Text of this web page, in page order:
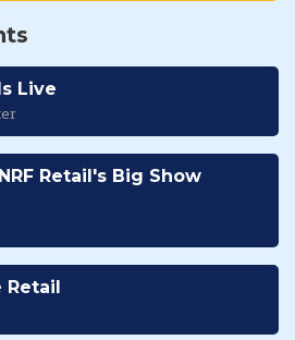
Live
Retail's Big Show